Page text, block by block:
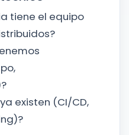
tiene el equipo
existen (CI/CD,